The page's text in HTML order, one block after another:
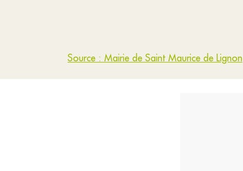
Source : Mairie de Saint Maurice de Lignon